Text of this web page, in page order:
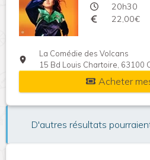
20h30
22,00€
La Comédie des Volcans
15 Bd Louis Chartoire, 63100
Acheter
D'autres résultats